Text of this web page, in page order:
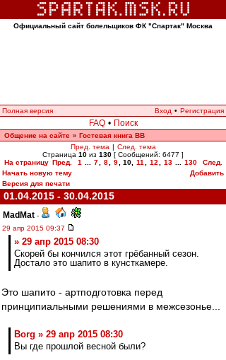
Официальный сайт болельщиков ФК "Спартак" Москва
Полная версия Вход • Регистрация
FAQ • Поиск
Общение на сайте » Гостевая книга ВВ
Пред. тема | След. тема
Страница 10 из 130 [ Сообщений: 6477 ]
На страницу Пред. 1 7 8 9 10, 11 12 13 130
След.
Начать новую тему
Добавить
Версия для печати
01.04.2015 - 30.04.2015
MadMat -
29 апр 2015 09:37
» 29 апр 2015 08:30
Скорей бы кончился этот грёбанный сезон.
Достало это шапито в кунсткамере.
Это шапито - артподготовка перед
принципиальными решениями в межсезонье...
Borg » 29 апр 2015 08:30
Вы где прошлой весной были?